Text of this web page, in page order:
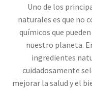
Uno de los
naturales es que no
químicos que
nuestro planeta.
ingredientes
cuidadosamente
mejorar la salud y el